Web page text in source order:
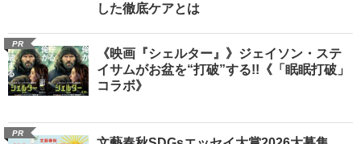
した徹底ケアとは
PR
《映画『シェルター』》ジェイソン・ステ
イサムがお盆を“打破”する!!《「眠眠打破」
コラボ》
PR